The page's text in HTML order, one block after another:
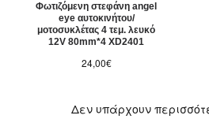
Φωτιζόμενη στεφάνη angel
eye αυτοκινήτου/
μοτοσυκλέτας 4 τεμ. λευκό
12V 80mm*4 XD2401
24,00€
Δεν υπάρχουν